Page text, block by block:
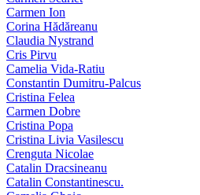
Carmen Ion
Corina Hădăreanu
Claudia Nystrand
Cris Pirvu
Camelia Vida-Ratiu
Constantin Dumitru‑Palcus
Cristina Felea
Carmen Dobre
Cristina Popa
Cristina Livia Vasilescu
Crenguta Nicolae
Catalin Dracsineanu
Catalin Constantinescu.